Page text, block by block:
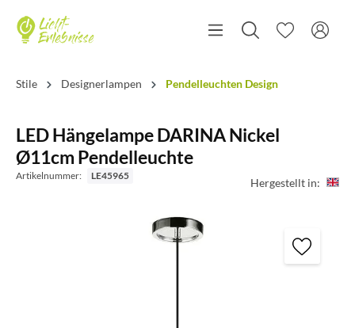
Stile Designerlampen Pendelleuchten Design
LED Hängelampe DARINA Nickel
Ø11cm Pendelleuchte
Artikelnummer: LE45965 Hergestellt in: